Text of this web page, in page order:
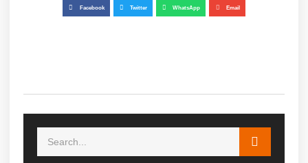
Facebook Twitter WhatsApp Email